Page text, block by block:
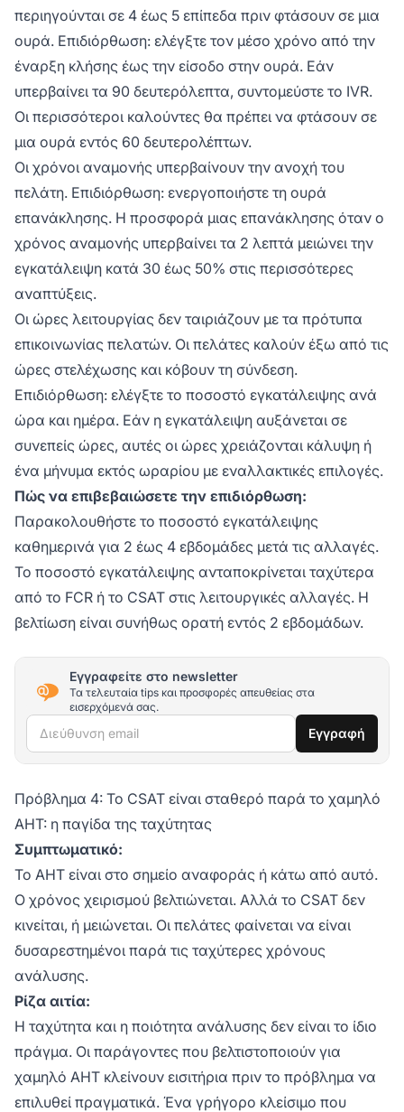
περιηγούνται σε 4 έως 5 επίπεδα πριν φτάσουν σε μια
ουρά. Επιδιόρθωση: ελέγξτε τον μέσο χρόνο από την
έναρξη κλήσης έως την είσοδο στην ουρά. Εάν
υπερβαίνει τα 90 δευτερόλεπτα, συντομεύστε το IVR.
Οι περισσότεροι καλούντες θα πρέπει να φτάσουν σε
μια ουρά εντός 60 δευτερολέπτων.
Οι χρόνοι αναμονής υπερβαίνουν την ανοχή του
πελάτη. Επιδιόρθωση: ενεργοποιήστε τη ουρά
επανάκλησης. Η προσφορά μιας επανάκλησης όταν ο
χρόνος αναμονής υπερβαίνει τα 2 λεπτά μειώνει την
εγκατάλειψη κατά 30 έως 50% στις περισσότερες
αναπτύξεις.
Οι ώρες λειτουργίας δεν ταιριάζουν με τα πρότυπα
επικοινωνίας πελατών. Οι πελάτες καλούν έξω από τις
ώρες στελέχωσης και κόβουν τη σύνδεση.
Επιδιόρθωση: ελέγξτε το ποσοστό εγκατάλειψης ανά
ώρα και ημέρα. Εάν η εγκατάλειψη αυξάνεται σε
συνεπείς ώρες, αυτές οι ώρες χρειάζονται κάλυψη ή
ένα μήνυμα εκτός ωραρίου με εναλλακτικές επιλογές.
Πώς να επιβεβαιώσετε την επιδιόρθωση:
Παρακολουθήστε το ποσοστό εγκατάλειψης
καθημερινά για 2 έως 4 εβδομάδες μετά τις αλλαγές.
Το ποσοστό εγκατάλειψης ανταποκρίνεται ταχύτερα
από το FCR ή το CSAT στις λειτουργικές αλλαγές. Η
βελτίωση είναι συνήθως ορατή εντός 2 εβδομάδων.
Εγγραφείτε στο newsletter
Τα τελευταία tips και προσφορές απευθείας στα
εισερχόμενά σας.
Διεύθυνση email Εγγραφή
Πρόβλημα 4: Το CSAT είναι σταθερό παρά το χαμηλό
AHT: η παγίδα της ταχύτητας
Συμπτωματικό:
Το AHT είναι στο σημείο αναφοράς ή κάτω από αυτό.
Ο χρόνος χειρισμού βελτιώνεται. Αλλά το CSAT δεν
κινείται, ή μειώνεται. Οι πελάτες φαίνεται να είναι
δυσαρεστημένοι παρά τις ταχύτερες χρόνους
ανάλυσης.
Ρίζα αιτία:
Η ταχύτητα και η ποιότητα ανάλυσης δεν είναι το ίδιο
πράγμα. Οι παράγοντες που βελτιστοποιούν για
χαμηλό AHT κλείνουν εισιτήρια πριν το πρόβλημα να
επιλυθεί πραγματικά. Ένα γρήγορο κλείσιμο που